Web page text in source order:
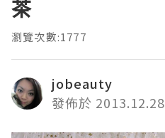
茶
瀏覽次數:1777
jobeauty
發佈於 2013.12.28